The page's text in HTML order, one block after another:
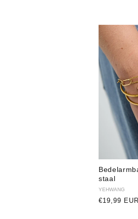
staal
Verkoper:
YEHWANG
Normale
€19,99 EUR